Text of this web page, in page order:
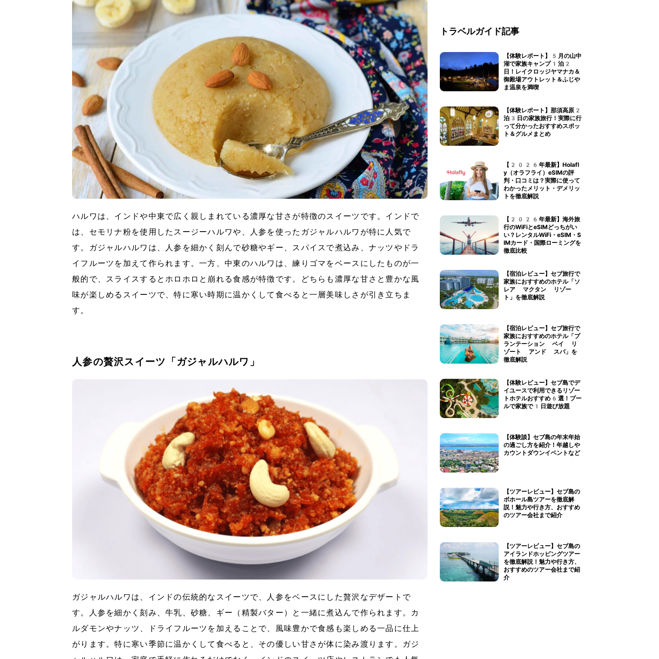
ハルワは、インドや中東で広く親しまれている濃厚な甘さが特徴のスイーツです。インドで
は、セモリナ粉を使用したスージーハルワや、人参を使ったガジャルハルワが特に人気で
す。ガジャルハルワは、人参を細かく刻んで砂糖やギー、スパイスで煮込み、ナッツやドラ
イフルーツを加えて作られます。一方、中東のハルワは、練りゴマをベースにしたものが一
般的で、スライスするとホロホロと崩れる食感が特徴です。どちらも濃厚な甘さと豊かな風
味が楽しめるスイーツで、特に寒い時期に温かくして食べると一層美味しさが引き立ちま
す。
人参の贅沢スイーツ「ガジャルハルワ」
ガジャルハルワは、インドの伝統的なスイーツで、人参をベースにした贅沢なデザートで
す。人参を細かく刻み、牛乳、砂糖、ギー（精製バター）と一緒に煮込んで作られます。カ
ルダモンやナッツ、ドライフルーツを加えることで、風味豊かで食感も楽しめる一品に仕上
がります。特に寒い季節に温かくして食べると、その優しい甘さが体に染み渡ります。ガジ
トラベルガイド記事
【体験レポート】5月の山中
湖で家族キャンプ1泊2
日！レイクロッジヤマナカ＆
御殿場アウトレット＆ふじや
ま温泉を満喫
【体験レポート】那須高原2
泊3日の家族旅行！実際に行
って分かったおすすめスポッ
ト＆グルメまとめ
【2026年最新】Holafl
y（オラフライ）eSIMの評
判・口コミは？実際に使って
わかったメリット・デメリッ
トを徹底解説
【2026年最新】海外旅
行のWiFiとeSIMどっちがい
い？レンタルWiFi・eSIM・S
IMカード・国際ローミングを
徹底比較
【宿泊レビュー】セブ旅行で
家族におすすめのホテル「ソ
レア マクタン リゾー
ト」を徹底解説
【宿泊レビュー】セブ旅行で
家族におすすめのホテル「プ
ランテーション ベイ リ
ゾート アンド スパ」を
徹底解説
【体験レビュー】セブ島でデ
イユースで利用できるリゾー
トホテルおすすめ6選！プー
ルで家族で1日遊び放題
【体験談】セブ島の年末年始
の過ごし方を紹介！年越しや
カウントダウンイベントなど
【ツアーレビュー】セブ島の
ボホール島ツアーを徹底解
説！魅力や行き方、おすすめ
のツアー会社まで紹介
【ツアーレビュー】セブ島の
アイランドホッピングツアー
を徹底解説！魅力や行き方、
おすすめのツアー会社まで紹
介